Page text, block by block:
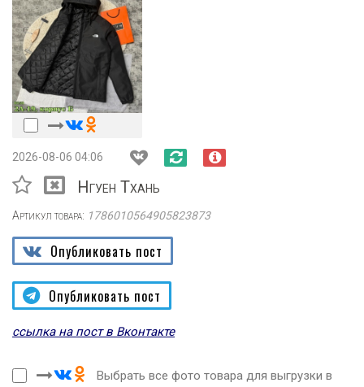
2026-08-06 04:06
Нгуен Тхань
Артикул товара: 1786010564905823873
Опубликовать пост
Опубликовать пост
ссылка на пост в Вконтакте
Выбрать все фото товара для выгрузки в